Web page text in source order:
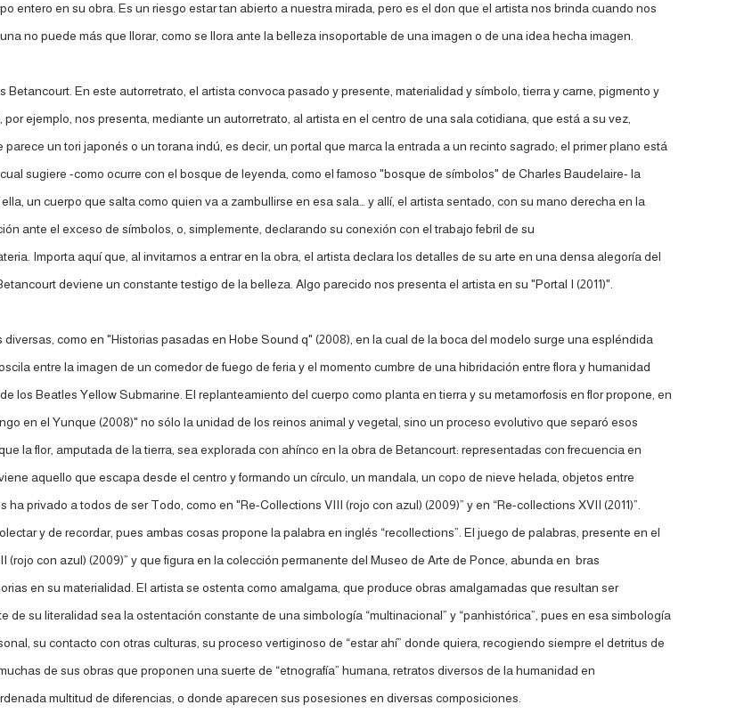
entero en su obra. Es un riesgo estar tan abierto a nuestra mirada, pero es el don que el artista nos brinda cuando nos
no puede más que llorar, como se llora ante la belleza insoportable de una imagen o de una idea hecha imagen.
En este autorretrato, el artista convoca pasado y presente, materialidad y símbolo, tierra y carne, pigmento y
por ejemplo, nos presenta, mediante un autorretrato, al artista en el centro de una sala cotidiana, que está a su vez,
un tori japonés o un torana indú, es decir, un portal que marca la entrada a un recinto sagrado; el primer plano está
sugiere -como ocurre con el bosque de leyenda, como el famoso "bosque de símbolos" de Charles Baudelaire- la
un cuerpo que salta como quien va a zambullirse en esa sala… y allí, el artista sentado, con su mano derecha en la
ante el exceso de símbolos, o, simplemente, declarando su conexión con el trabajo febril de su
Importa aquí que, al invitarnos a entrar en la obra, el artista declara los detalles de su arte en una densa alegoría del
deviene un constante testigo de la belleza. Algo parecido nos presenta el artista en su "Portal I (2011)".
como en "Historias pasadas en Hobe Sound q" (2008), en la cual de la boca del modelo surge una espléndida
entre la imagen de un comedor de fuego de feria y el momento cumbre de una hibridación entre flora y humanidad
los Beatles Yellow Submarine. El replanteamiento del cuerpo como planta en tierra y su metamorfosis en flor propone, en
en el Yunque (2008)" no sólo la unidad de los reinos animal y vegetal, sino un proceso evolutivo que separó esos
la flor, amputada de la tierra, sea explorada con ahínco en la obra de Betancourt: representadas con frecuencia en
aquello que escapa desde el centro y formando un círculo, un mandala, un copo de nieve helada, objetos entre
privado a todos de ser Todo, como en "Re-Collections VIII (rojo con azul) (2009)” y en “Re-collections XVII (2011)”.
y de recordar, pues ambas cosas propone la palabra en inglés “recollections”. El juego de palabras, presente en el
con azul) (2009)” y que figura en la colección permanente del Museo de Arte de Ponce, abunda en bras
en su materialidad. El artista se ostenta como amalgama, que produce obras amalgamadas que resultan ser
su literalidad sea la ostentación constante de una simbología “multinacional” y “panhistórica”, pues en esa simbología
su contacto con otras culturas, su proceso vertiginoso de “estar ahí” donde quiera, recogiendo siempre el detritus de
de sus obras que proponen una suerte de “etnografía” humana, retratos diversos de la humanidad en
multitud de diferencias, o donde aparecen sus posesiones en diversas composiciones.